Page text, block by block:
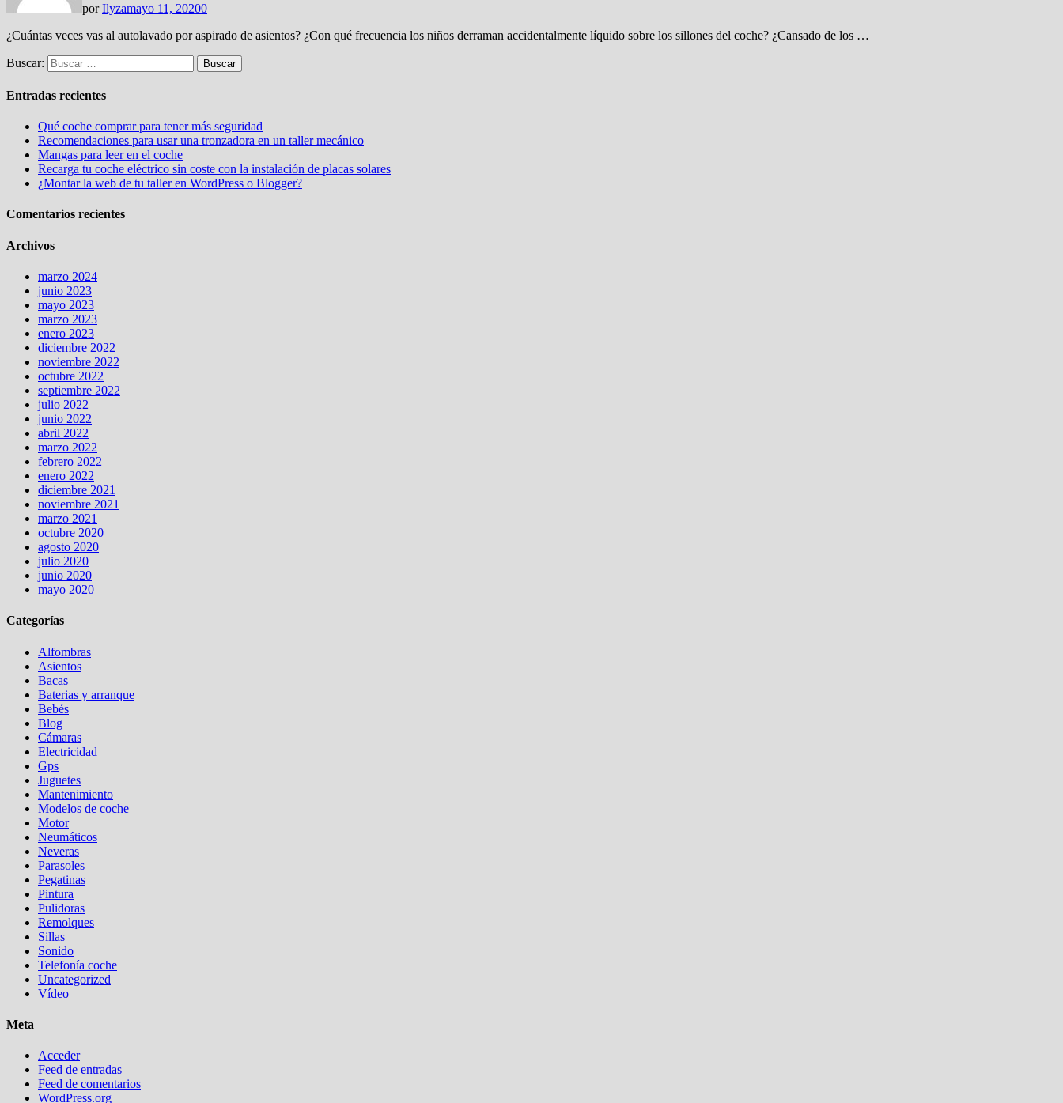
porIlyzamayo 11, 20200
¿Cuántas veces vas al autolavado por aspirado de asientos? ¿Con qué frecuencia los niños derraman accidentalmente líquido sobre los sillones del coche? ¿Cansado de los …
Buscar:
Entradas recientes
Qué coche comprar para tener más seguridad
Recomendaciones para usar una tronzadora en un taller mecánico
Mangas para leer en el coche
Recarga tu coche eléctrico sin coste con la instalación de placas solares
¿Montar la web de tu taller en WordPress o Blogger?
Comentarios recientes
Archivos
marzo 2024
junio 2023
mayo 2023
marzo 2023
enero 2023
diciembre 2022
noviembre 2022
octubre 2022
septiembre 2022
julio 2022
junio 2022
abril 2022
marzo 2022
febrero 2022
enero 2022
diciembre 2021
noviembre 2021
marzo 2021
octubre 2020
agosto 2020
julio 2020
junio 2020
mayo 2020
Categorías
Alfombras
Asientos
Bacas
Baterias y arranque
Bebés
Blog
Cámaras
Electricidad
Gps
Juguetes
Mantenimiento
Modelos de coche
Motor
Neumáticos
Neveras
Parasoles
Pegatinas
Pintura
Pulidoras
Remolques
Sillas
Sonido
Telefonía coche
Uncategorized
Vídeo
Meta
Acceder
Feed de entradas
Feed de comentarios
WordPress.org